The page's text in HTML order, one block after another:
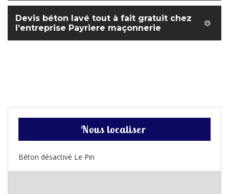
Devis béton lavé tout à fait gratuit chez
l’entreprise Payriere maçonnerie
Nous localiser
Béton désactivé Le Pin